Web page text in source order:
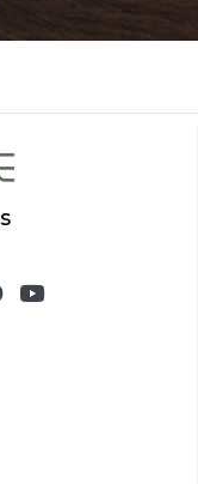
Youtube